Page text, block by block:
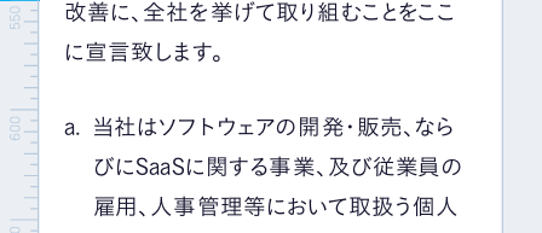
改善に、全社を挙げて取り組むことをここ
に宣言致します。
当社はソフトウェアの開発・販売、なら
びにSaaSに関する事業、及び従業員の
雇用、人事管理等において取扱う個人